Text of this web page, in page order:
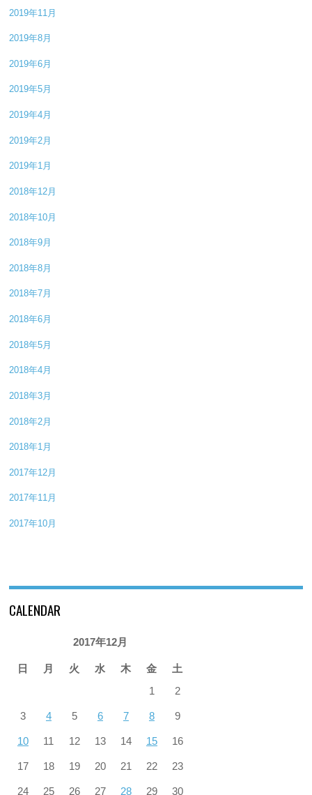
2019年11月
2019年8月
2019年6月
2019年5月
2019年4月
2019年2月
2019年1月
2018年12月
2018年10月
2018年9月
2018年8月
2018年7月
2018年6月
2018年5月
2018年4月
2018年3月
2018年2月
2018年1月
2017年12月
2017年11月
2017年10月
CALENDAR
2017年12月
日 月 火 水 木 金
土
1
2
3 4 5 6 7 8 9
10 11 12 13 14 15 16
17 18 19 20 21 22 23
24 25 26 27 28 29 30